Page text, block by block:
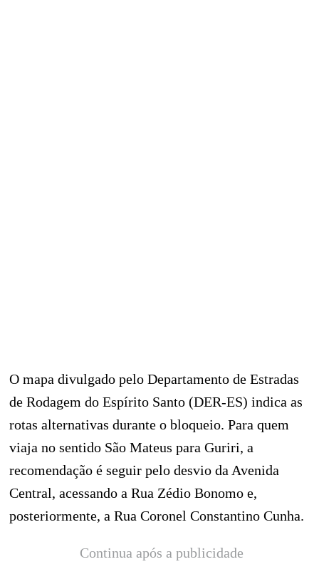
O mapa divulgado pelo Departamento de Estradas
de Rodagem do Espírito Santo (DER-ES) indica as
rotas alternativas durante o bloqueio. Para quem
viaja no sentido São Mateus para Guriri, a
recomendação é seguir pelo desvio da Avenida
Central, acessando a Rua Zédio Bonomo e,
posteriormente, a Rua Coronel Constantino Cunha.
Continua após a publicidade